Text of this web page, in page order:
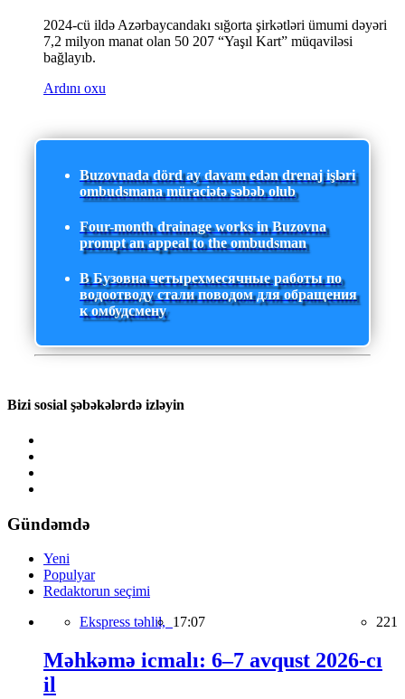
2024-cü ildə Azərbaycandakı sığorta şirkətləri ümumi dəyəri
7,2 milyon manat olan 50 207 “Yaşıl Kart” müqaviləsi
bağlayıb.
Ardını oxu
Buzovnada dörd ay davam edən drenaj işləri
ombudsmana müraciətə səbəb olub
Four-month drainage works in Buzovna
prompt an appeal to the ombudsman
В Бузовна четырехмесячные работы по
водоотводу стали поводом для обращения
к омбудсмену
Bizi sosial şəbəkələrdə izləyin
Gündəmdə
Yeni
Populyar
Redaktorun seçimi
Ekspress təhlil, 17:07 221
Məhkəmə icmalı: 6–7 avqust 2026-cı
il